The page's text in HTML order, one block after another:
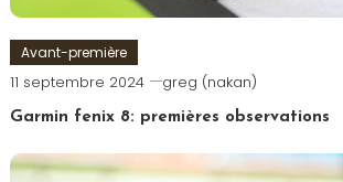
Avant-première
11 septembre 2024 greg (nakan)
Garmin fenix 8: premières observations